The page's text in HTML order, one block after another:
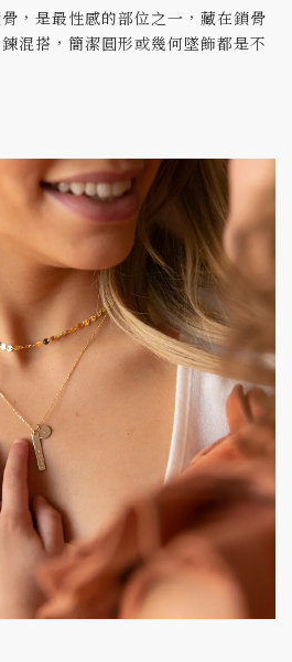
，是最性感的部位之一，藏在鎖骨
混搭，簡潔圓形或幾何墜飾都是不